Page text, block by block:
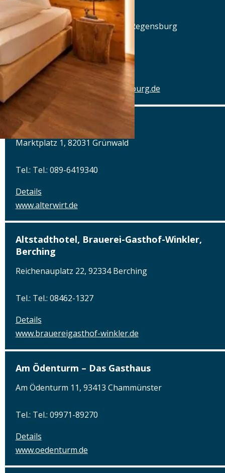
Alter Schlachthof
Am Alten Schlachthof 9, 93055 Regensburg
Tel.: Tel.: 0941-4637770
Details
www.hotel-schlachthof-regensburg.de
Alter Wirt
Marktplatz 1, 82031 Grünwald
Tel.: Tel.: 089-6419340
Details
www.alterwirt.de
Altstadthotel, Brauerei-Gasthof-Winkler,
Berching
Reichenauplatz 22, 92334 Berching
Tel.: Tel.: 08462-1327
Details
www.brauereigasthof-winkler.de
Am Ödenturm – Das Gasthaus
Am Ödenturm 11, 93413 Chammünster
Tel.: Tel.: 09971-89270
Details
www.oedenturm.de